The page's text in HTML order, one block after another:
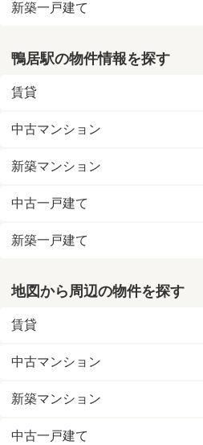
新築一戸建て
鴨居駅の物件情報を探す
賃貸
中古マンション
新築マンション
中古一戸建て
新築一戸建て
地図から周辺の物件を探す
賃貸
中古マンション
新築マンション
中古一戸建て